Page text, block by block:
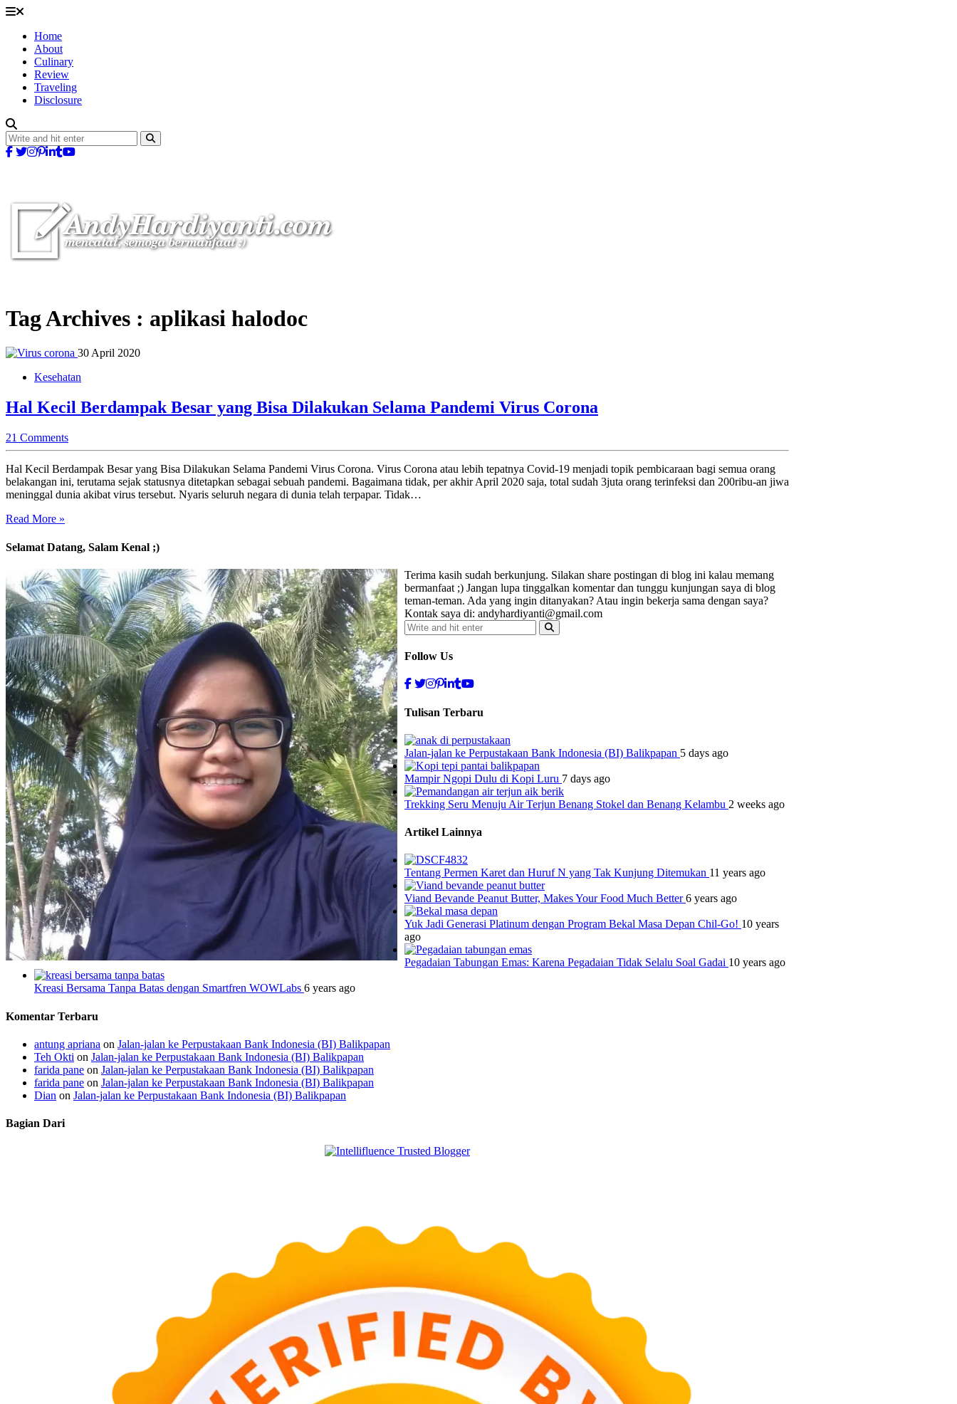
Home
About
Culinary
Review
Traveling
Disclosure
Tag Archives : aplikasi halodoc
30 April 2020
Kesehatan
Hal Kecil Berdampak Besar yang Bisa Dilakukan Selama Pandemi Virus Corona
21 Comments
Hal Kecil Berdampak Besar yang Bisa Dilakukan Selama Pandemi Virus Corona. Virus Corona atau lebih tepatnya Covid-19 menjadi topik pembicaraan bagi semua orang
belakangan ini, terutama sejak statusnya ditetapkan sebagai sebuah pandemi. Bagaimana tidak, per akhir April 2020 saja, total sudah 3juta orang terinfeksi dan 200ribu-an jiwa
meninggal dunia akibat virus tersebut. Nyaris seluruh negara di dunia telah terpapar. Tidak…
Read More »
Selamat Datang, Salam Kenal ;)
Terima kasih sudah berkunjung. Silakan share postingan di blog ini kalau memang
bermanfaat ;) Jangan lupa tinggalkan komentar dan tunggu kunjungan saya di blog
teman-teman. Ada yang ingin ditanyakan? Atau ingin bekerja sama dengan saya?
Kontak saya di: andyhardiyanti@gmail.com
Follow Us
Tulisan Terbaru
Jalan-jalan ke Perpustakaan Bank Indonesia (BI) Balikpapan 5 days ago
Mampir Ngopi Dulu di Kopi Luru 7 days ago
Trekking Seru Menuju Air Terjun Benang Stokel dan Benang Kelambu 2 weeks ago
Artikel Lainnya
Tentang Permen Karet dan Huruf N yang Tak Kunjung Ditemukan 11 years ago
Viand Bevande Peanut Butter, Makes Your Food Much Better6 years ago
Yuk Jadi Generasi Platinum dengan Program Bekal Masa Depan Chil-Go! 10 years
ago
Pegadaian Tabungan Emas: Karena Pegadaian Tidak Selalu Soal Gadai 10 years ago
Kreasi Bersama Tanpa Batas dengan Smartfren WOWLabs 6 years ago
Komentar Terbaru
antung apriana on Jalan-jalan ke Perpustakaan Bank Indonesia (BI) Balikpapan
Teh Okti on Jalan-jalan ke Perpustakaan Bank Indonesia (BI) Balikpapan
farida pane on Jalan-jalan ke Perpustakaan Bank Indonesia (BI) Balikpapan
farida pane on Jalan-jalan ke Perpustakaan Bank Indonesia (BI) Balikpapan
Dian on Jalan-jalan ke Perpustakaan Bank Indonesia (BI) Balikpapan
Bagian Dari